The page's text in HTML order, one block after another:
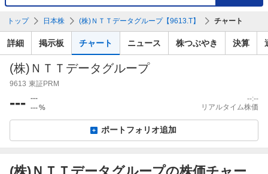
検
索
トップ 日本株 (株)ＮＴＴデータグループ【9613.T】 チャート
詳細 掲示板 チャート ニュース 株つぶやき 決算
(株)ＮＴＴデータグループ
9613 東証PRM
--- ---
---%
--:--
リアルタイム株価
ポートフォリオ追加